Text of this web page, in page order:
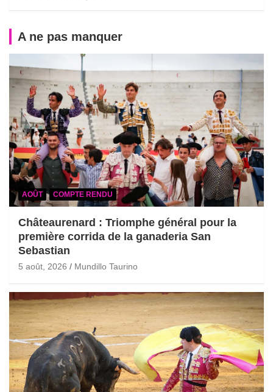
A ne pas manquer
AOÛT COMPTE RENDU
Châteaurenard : Triomphe général pour la
première corrida de la ganaderia San
Sebastian
5 août, 2026 Mundillo Taurino